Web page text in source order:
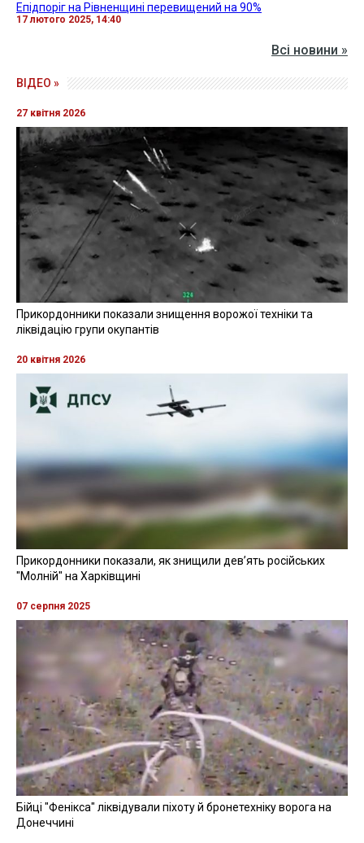
Епідпоріг на Рівненщині перевищений на 90%
17 лютого 2025, 14:40
Всі новини »
ВІДЕО »
27 квітня 2026
Прикордонники показали знищення ворожої техніки та
ліквідацію групи окупантів
20 квітня 2026
Прикордонники показали, як знищили девʼять російських
"Молній" на Харківщині
07 серпня 2025
Бійці "Фенікса" ліквідували піхоту й бронетехніку ворога на
Донеччині